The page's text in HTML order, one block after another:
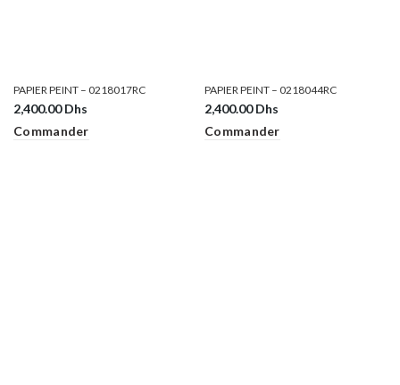
PAPIER PEINT – 0218017RC
2,400.00Dhs
Commander
PAPIER PEINT – 0218044RC
2,400.00Dhs
Commander